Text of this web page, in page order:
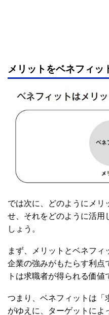
メリットをベネフィッ
では次に、どのようにメリ
せ、それをどのように活用
しょう。
まず、メリットとベネフ
企業の強みがもたらす利点
トは求職者が得られる価値
つまり、ベネフィットは「
がゆえに、ターゲットによ